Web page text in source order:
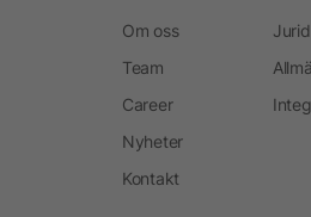
Om oss
Team
Career
Nyheter
Kontakt